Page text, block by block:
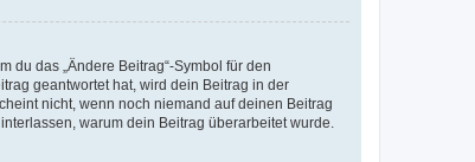
du das „Ändere Beitrag“-Symbol für den
geantwortet hat, wird dein Beitrag in der
nicht, wenn noch niemand auf deinen Beitrag
warum dein Beitrag überarbeitet wurde.